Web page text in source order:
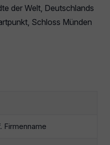
der Welt, Deutschlands
Schloss Münden
Firmenname